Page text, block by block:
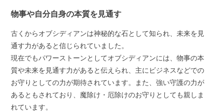
物事や自分自身の本質を見通す
古くからオブシディアンは神秘的な石として知られ、未来を見
通す力があると信じられていました。
現在でもパワーストーンとしてオブシディアンには、物事の本
質や未来を見通す力があると伝えられ、主にビジネスなどでの
お守りとしての力が期待されています。また、強い守護の力が
あるともされており、魔除け・厄除けのお守りとしても親しま
れています。